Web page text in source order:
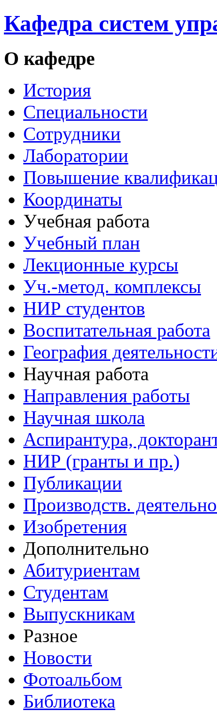
Кафедра систем
О кафедре
История
Специальности
Сотрудники
Лаборатории
Повышение
Координаты
Учебная работа
Учебный план
Лекционные курсы
Уч.-метод. комплексы
НИР студентов
Воспитательная работа
География
Научная работа
Направления работы
Научная школа
Аспирантура,
НИР (гранты и пр.)
Публикации
Производств.
Изобретения
Дополнительно
Абитуриентам
Студентам
Выпускникам
Разное
Новости
Фотоальбом
Библиотека